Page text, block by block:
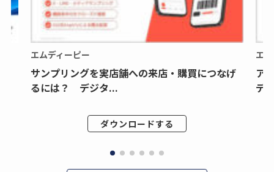
エムディーピー
サンプリングを実店舗への来店・購買につなげ
るには？ デジタ...
ダウンロードする
エ
ア
デ